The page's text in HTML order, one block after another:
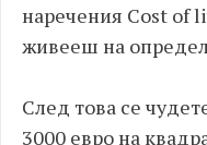
наречения Cost of
живееш на
След това се
3000 евро на